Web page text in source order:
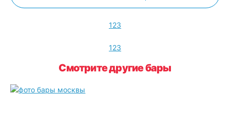
123
123
Смотрите другие бары